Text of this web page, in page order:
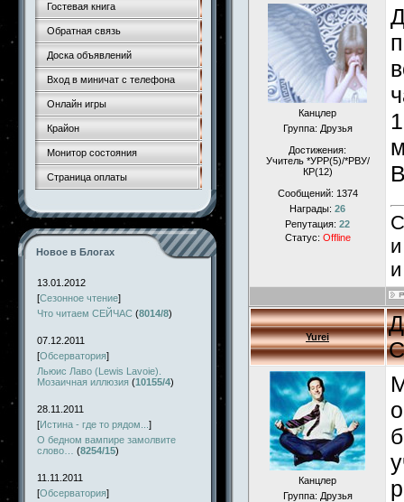
Гостевая книга
Обратная связь
Доска объявлений
Вход в миничат с телефона
Онлайн игры
Крайон
Монитор состояния
Страница оплаты
Новое в Блогах
13.01.2012
[Сезонное чтение]
Что читаем СЕЙЧАС (8014/8)
07.12.2011
[Обсерватория]
Льюис Лаво (Lewis Lavoie).
Мозаичная иллюзия (10155/4)
28.11.2011
[Истина - где то рядом... ]
О бедном вампире замолвите
слово…
(8254/15)
11.11.2011
[Обсерватория]
Канцлер
Группа: Друзья
Достижения:
Учитель *УРР(5)/*РВУ/
КР(12)
Сообщений: 1374
Награды: 26
Репутация: 22
Статус: Offline
Yurei
Канцлер
Группа: Друзья